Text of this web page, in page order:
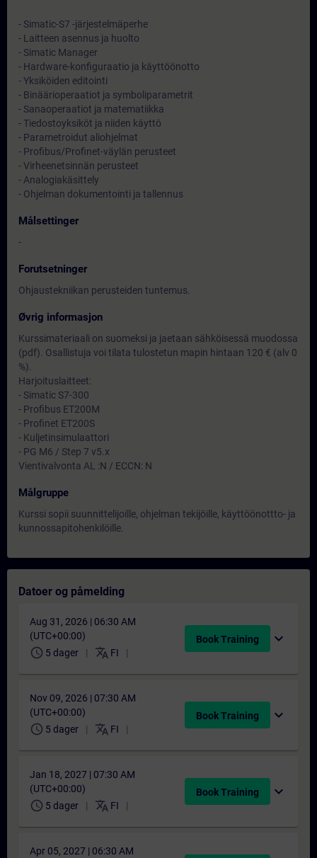
- Simatic-S7 -järjestelmäperhe
- Laitteen asennus ja huolto
- Simatic Manager
- Hardware-konfiguraatio ja käyttöönotto
- Yksiköiden editointi
- Binäärioperaatiot ja symboliparametrit
- Sanaoperaatiot ja matematiikka
- Tiedostoyksiköt ja niiden käyttö
- Parametroidut aliohjelmat
- Profibus/Profinet-väylän perusteet
- Virheenetsinnän perusteet
- Analogiakäsittely
- Ohjelman dokumentointi ja tallennus
Målsettinger
-
Forutsetninger
Ohjaustekniikan perusteiden tuntemus.
Øvrig informasjon
Kurssimateriaali on suomeksi ja jaetaan sähköisessä muodossa
(pdf). Osallistuja voi tilata tulostetun mapin hintaan 120 € (alv 0
%).
Harjoituslaitteet:
- Simatic S7-300
- Profibus ET200M
- Profinet ET200S
- Kuljetinsimulaattori
- PG M6 / Step 7 v5.x
Vientivalvonta AL :N / ECCN: N
Målgruppe
Kurssi sopii suunnittelijoille, ohjelman tekijöille, käyttöönottto- ja
kunnossapitohenkilöille.
Datoer og påmelding
Aug 31, 2026 | 06:30 AM
(UTC+00:00)
schedule 5 dager translate FI
Book Training expand_more
Nov 09, 2026 | 07:30 AM
(UTC+00:00)
schedule 5 dager translate FI
Book Training expand_more
Jan 18, 2027 | 07:30 AM
(UTC+00:00)
schedule 5 dager translate FI
Book Training expand_more
Apr 05, 2027 | 06:30 AM